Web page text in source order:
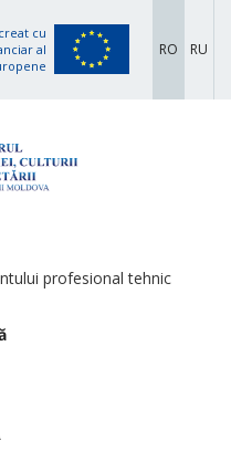
cu
al
RO RU
profesional tehnic